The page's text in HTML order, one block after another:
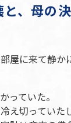
、母の
屋に来て静か
っていた。
え切っていた